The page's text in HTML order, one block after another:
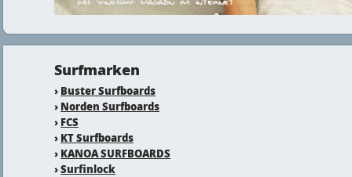
Surfmarken
› Buster Surfboards
› Norden Surfboards
› FCS
› KT Surfboards
› KANOA SURFBOARDS
›Surfinlock